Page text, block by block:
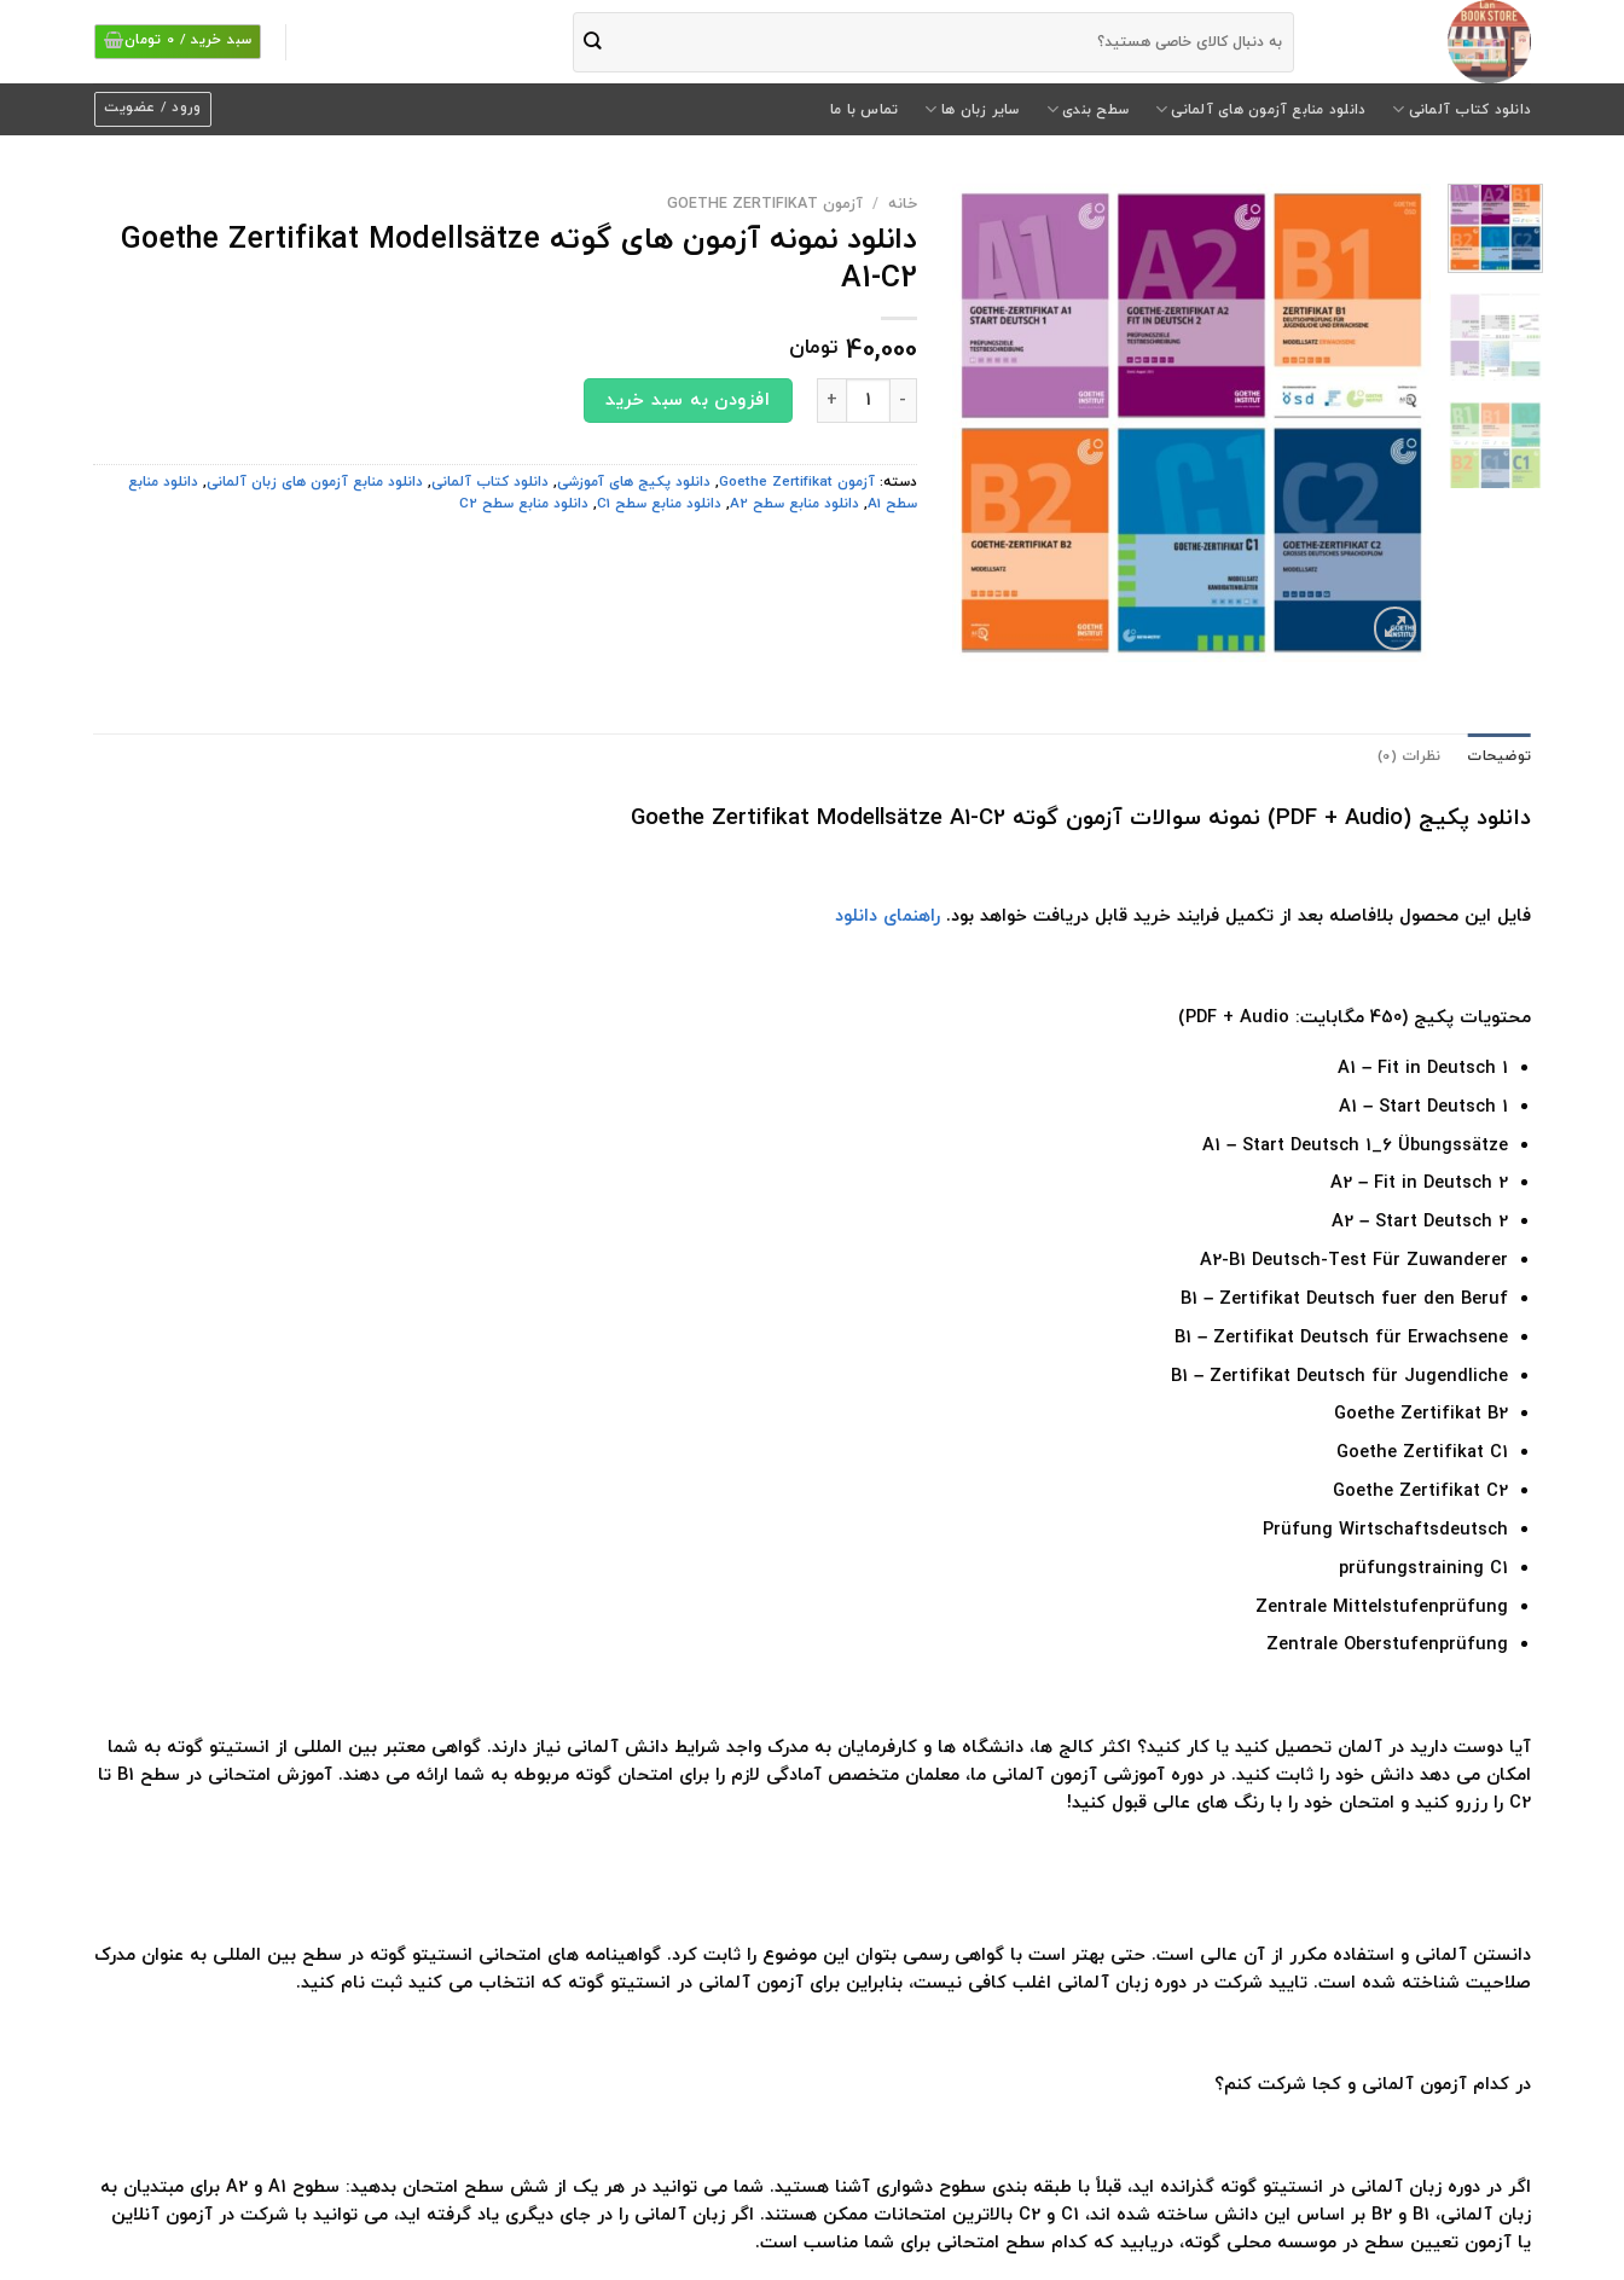
برای:
سبد خرید / 0 تومان
دانلود کتاب آلمانی دانلود منابع آزمون های آلمانی سطح بندی سایر زبان ها تماس با ما ورود / عضویت
خانه / آزمون GOETHE ZERTIFIKAT
دانلود نمونه آزمون های گوته Goethe Zertifikat Modellsätze
A1-C2
40,000 تومان
دانلود نمونه آزمون های گوته Goethe Zertifikat Modellsätze A1-C2 عددافزودن به سبد خرید
دسته:آزمون Goethe Zertifikat ,دانلود پکیج های آموزشی,دانلود کتاب آلمانی,دانلود منابع آزمون های زبان آلمانی,دانلود منابع
سطح A1
,دانلود منابع سطح A2 ,دانلود منابع سطح C1 ,دانلود منابع سطح C2
توضیحات نظرات (0)
دانلود پکیج (PDF + Audio) نمونه سوالات آزمون گوته Goethe Zertifikat Modellsätze A1-C2
فایل این محصول بلافاصله بعد از تکمیل فرایند خرید قابل دریافت خواهد بود. راهنمای دانلود
محتویات پکیج (450 مگابایت: PDF + Audio)
A1 – Fit in Deutsch 1
A1 – Start Deutsch 1
A1 – Start Deutsch 1_6 Übungssätze
A2 – Fit in Deutsch 2
A2 – Start Deutsch 2
A2-B1 Deutsch-Test Für Zuwanderer
B1 – Zertifikat Deutsch fuer den Beruf
B1 – Zertifikat Deutsch für Erwachsene
B1 – Zertifikat Deutsch für Jugendliche
Goethe Zertifikat B2
Goethe Zertifikat C1
Goethe Zertifikat C2
Prüfung Wirtschaftsdeutsch
prüfungstraining C1
Zentrale Mittelstufenprüfung
Zentrale Oberstufenprüfung
آیا دوست دارید در آلمان تحصیل کنید یا کار کنید؟ اکثر کالج ها، دانشگاه ها و کارفرمایان به مدرک واجد شرایط دانش آلمانی نیاز دارند. گواهی معتبر بین المللی از انستیتو گوته به شما
امکان می دهد دانش خود را ثابت کنید. در دوره آموزشی آزمون آلمانی ما، معلمان متخصص آمادگی لازم را برای امتحان گوته مربوطه به شما ارائه می دهند. آموزش امتحانی در سطح B1 تا
C2 را رزرو کنید و امتحان خود را با رنگ های عالی قبول کنید!
دانستن آلمانی و استفاده مکرر از آن عالی است. حتی بهتر است با گواهی رسمی بتوان این موضوع را ثابت کرد. گواهینامه های امتحانی انستیتو گوته در سطح بین المللی به عنوان مدرک
صلاحیت شناخته شده است. تایید شرکت در دوره زبان آلمانی اغلب کافی نیست، بنابراین برای آزمون آلمانی در انستیتو گوته که انتخاب می کنید ثبت نام کنید.
در کدام آزمون آلمانی و کجا شرکت کنم؟
اگر در دوره زبان آلمانی در انستیتو گوته گذرانده اید، قبلاً با طبقه بندی سطوح دشواری آشنا هستید. شما می توانید در هر یک از شش سطح امتحان بدهید: سطوح A1 و A2 برای مبتدیان به
زبان آلمانی، B1 و B2 بر اساس این دانش ساخته شده اند، C1 و C2 بالاترین امتحانات ممکن هستند. اگر زبان آلمانی را در جای دیگری یاد گرفته اید، می توانید با شرکت در آزمون آنلاین
یا آزمون تعیین سطح در موسسه محلی گوته، دریابید که کدام سطح امتحانی برای شما مناسب است.